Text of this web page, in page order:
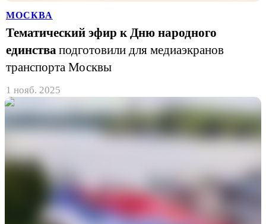
МОСКВА
Тематический эфир к Дню народного
единства подготовили для медиаэкранов
транспорта Москвы
1 нояб. 2025